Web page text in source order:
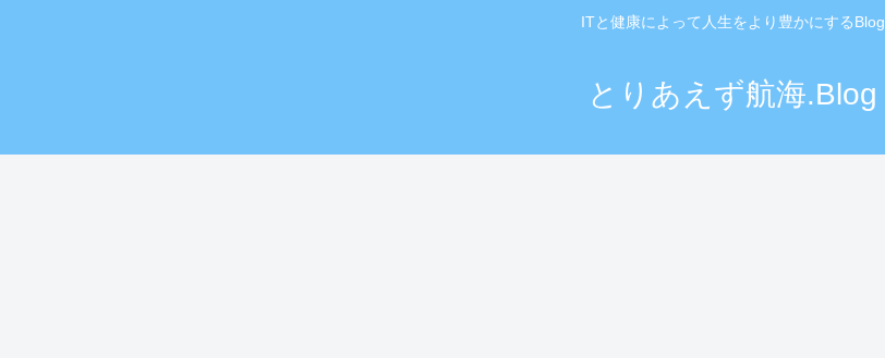
ITと健康によって人生をより豊かにするBlog
とりあえず航海.Blog